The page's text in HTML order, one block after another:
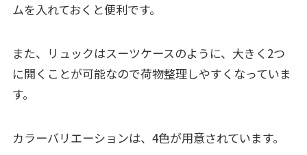
ムを入れておくと便利です。
また、リュックはスーツケースのように、大きく2つ
に開くことが可能なので荷物整理しやすくなっていま
す。
カラーバリエーションは、4色が用意されています。